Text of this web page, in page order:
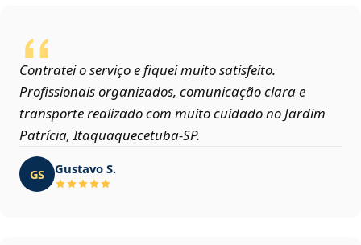
Contratei o serviço e fiquei muito satisfeito.
Profissionais organizados, comunicação clara e
transporte realizado com muito cuidado no Jardim
Patrícia, Itaquaquecetuba‑SP.
GS Gustavo S.